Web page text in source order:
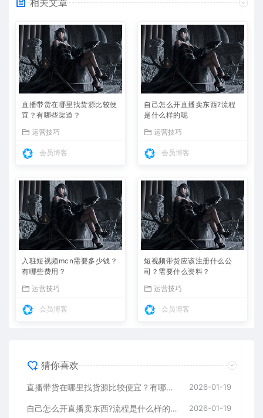
相关文章
直播带货在哪里找货源比较便
宜？有哪些渠道？
运营技巧
会员博客
自己怎么开直播卖东西?流程
是什么样的呢
运营技巧
会员博客
入驻短视频mcn需要多少钱？
有哪些费用？
运营技巧
会员博客
短视频带货应该注册什么公
司？需要什么资料？
运营技巧
会员博客
猜你喜欢
直播带货在哪里找货源比较便宜？有哪些渠道？ 2026-01-19
自己怎么开直播卖东西?流程是什么样的呢 2026-01-19